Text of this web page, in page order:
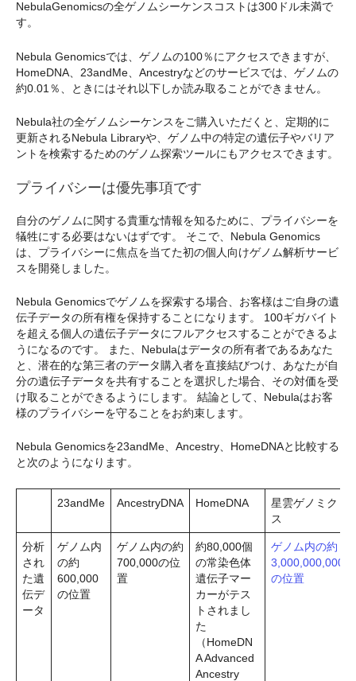
NebulaGenomicsの全ゲノムシーケンスコストは300ドル未満で
す。
Nebula Genomicsでは、ゲノムの100％にアクセスできますが、
HomeDNA、23andMe、Ancestryなどのサービスでは、ゲノムの
約0.01％、ときにはそれ以下しか読み取ることができません。
Nebula社の全ゲノムシーケンスをご購入いただくと、定期的に
更新されるNebula Libraryや、ゲノム中の特定の遺伝子やバリア
ントを検索するためのゲノム探索ツールにもアクセスできます。
プライバシーは優先事項です
自分のゲノムに関する貴重な情報を知るために、プライバシーを
犠牲にする必要はないはずです。 そこで、Nebula Genomics
は、プライバシーに焦点を当てた初の個人向けゲノム解析サービ
スを開発しました。
Nebula Genomicsでゲノムを探索する場合、お客様はご自身の遺
伝子データの所有権を保持することになります。 100ギガバイト
を超える個人の遺伝子データにフルアクセスすることができるよ
うになるのです。 また、Nebulaはデータの所有者であるあなた
と、潜在的な第三者のデータ購入者を直接結びつけ、あなたが自
分の遺伝子データを共有することを選択した場合、その対価を受
け取ることができるようにします。 結論として、Nebulaはお客
様のプライバシーを守ることをお約束します。
Nebula Genomicsを23andMe、Ancestry、HomeDNAと比較する
と次のようになります。
23andMe AncestryDNA HomeDNA
星雲ゲノミク
ス
分析
され
た遺
伝デ
ータ
ゲノム内
の約
600,000
の位置
ゲノム内の約
700,000の位
置
約80,000個
の常染色体
遺伝子マー
カーがテス
トされまし
た
（HomeDN
A Advanced
Ancestry
ゲノム内の約
3,000,000,000
の位置